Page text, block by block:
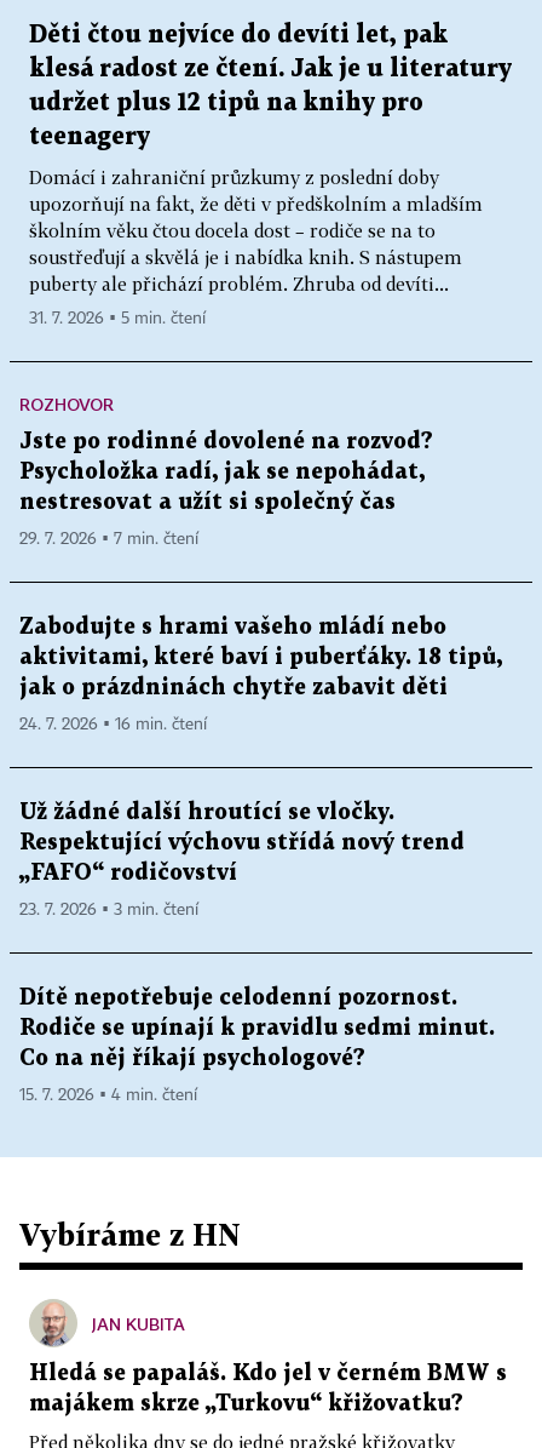
Děti čtou nejvíce do devíti let, pak
klesá radost ze čtení. Jak je u literatury
udržet plus 12 tipů na knihy pro
teenagery
Domácí i zahraniční průzkumy z poslední doby
upozorňují na fakt, že děti v předškolním a mladším
školním věku čtou docela dost – rodiče se na to
soustřeďují a skvělá je i nabídka knih. S nástupem
puberty ale přichází problém. Zhruba od devíti...
31. 7. 2026 ▪ 5 min. čtení
ROZHOVOR
Jste po rodinné dovolené na rozvod?
Psycholožka radí, jak se nepohádat,
nestresovat a užít si společný čas
29. 7. 2026 ▪ 7 min. čtení
Zabodujte s hrami vašeho mládí nebo
aktivitami, které baví i puberťáky. 18 tipů,
jak o prázdninách chytře zabavit děti
24. 7. 2026 ▪ 16 min. čtení
Už žádné další hroutící se vločky.
Respektující výchovu střídá nový trend
„FAFO“ rodičovství
23. 7. 2026 ▪ 3 min. čtení
Dítě nepotřebuje celodenní pozornost.
Rodiče se upínají k pravidlu sedmi minut.
Co na něj říkají psychologové?
15. 7. 2026 ▪ 4 min. čtení
Vybíráme z HN
JAN KUBITA
Hledá se papaláš. Kdo jel v černém BMW s
majákem skrze „Turkovu“ křižovatku?
Před několika dny se do jedné pražské křižovatky